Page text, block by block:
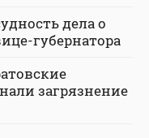
дела о
губернатора
загрязнение